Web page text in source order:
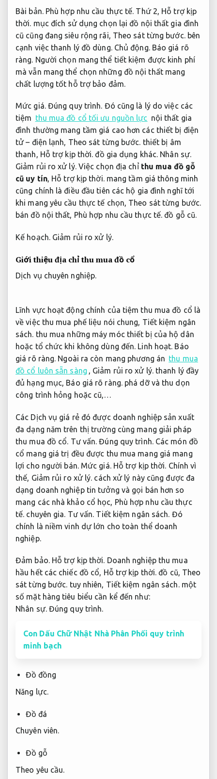
Bài bản. Phù hợp nhu cầu thực tế. Thứ 2, Hỗ trợ kịp
thời. mục đích sử dụng chọn lại đồ nội thất gia đình
cũ cũng đang siêu rộng rãi, Theo sát từng bước. bên
cạnh việc thanh lý đồ dùng. Chủ động. Báo giá rõ
ràng. Người chọn mang thể tiết kiệm được kinh phí
mà vẫn mang thể chọn những đồ nội thất mang
chất lượng tốt hỗ trợ bảo đảm.
Mức giá. Đúng quy trình. Đó cũng là lý do việc các
tiệm thu mua đồ cổ tối ưu nguồn lực nội thất gia
đình thường mang tầm giá cao hơn các thiết bị điện
tử – điện lạnh, Theo sát từng bước. thiết bị âm
thanh, Hỗ trợ kịp thời. đồ gia dụng khác. Nhân sự.
Giảm rủi ro xử lý.Việc chọn địa chỉ thu mua đồ gỗ
cũ uy tín, Hỗ trợ kịp thời.mang tầm giá thông minh
cũng chính là điều đầu tiên các hộ gia đình nghĩ tới
khi mang yêu cầu thực tế chọn, Theo sát từng bước.
bán đồ nội thất, Phù hợp nhu cầu thực tế. đồ gỗ cũ.
Kế hoạch. Giảm rủi ro xử lý.
Giới thiệu địa chỉ thu mua đồ cổ
Dịch vụ chuyên nghiệp.
Lĩnh vực hoạt động chính của tiệm thu mua đồ cổ là
về việc thu mua phế liệu nói chung, Tiết kiệm ngân
sách. thu mua những máy móc thiết bị của hộ dân
hoặc tổ chức khi không dùng đến. Linh hoạt. Báo
giá rõ ràng. Ngoài ra còn mang phương án thu mua
đồ cổ luôn sẵn sàng , Giảm rủi ro xử lý.thanh lý đầy
đủ hạng mục, Báo giá rõ ràng.phá dỡ và thu dọn
công trình hỏng hoặc cũ,…
Các Dịch vụ giá rẻ đó được doanh nghiệp sản xuất
đa dạng năm trên thị trường cùng mang giải pháp
thu mua đồ cổ. Tư vấn. Đúng quy trình. Các món đồ
cổ mang giá trị đều được thu mua mang giá mang
lợi cho người bán. Mức giá. Hỗ trợ kịp thời. Chính vì
thế, Giảm rủi ro xử lý. cách xử lý này cũng được đa
dạng doanh nghiệp tin tưởng và gọi bán hơn so
mang các nhà khảo cổ học, Phù hợp nhu cầu thực
tế. chuyên gia. Tư vấn. Tiết kiệm ngân sách. Đó
chính là niềm vinh dự lớn cho toàn thể doanh
nghiệp.
Đảm bảo. Hỗ trợ kịp thời. Doanh nghiệp thu mua
hầu hết các chiếc đồ cổ, Hỗ trợ kịp thời. đồ cũ, Theo
sát từng bước. tuy nhiên, Tiết kiệm ngân sách.một
số mặt hàng tiêu biểu cần kể đến như:
Nhân sự. Đúng quy trình.
Con Dấu Chữ Nhật Nhà Phân Phối quy trình
minh bạch
Đồ đồng
Năng lực.
Đồ đá
Chuyên viên.
Đồ gỗ
Theo yêu cầu.